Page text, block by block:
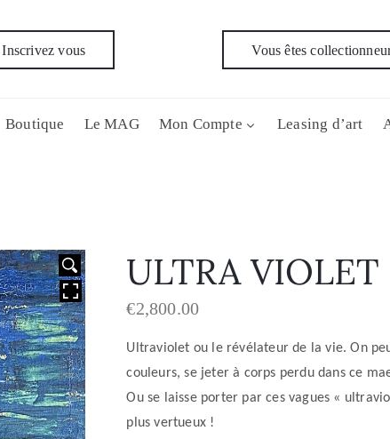
Inscrivez vous Vous êtes
Boutique Le MAG Mon Compte Leasing d’art
HOVER ULTRA VIOLET
€2,800.00
Ultraviolet ou le révélateur de la vie. On
couleurs, se jeter à corps perdu dans ce
Ou se laisse porter par ces vagues «
plus vertueux !